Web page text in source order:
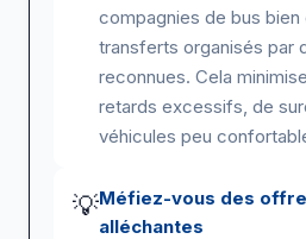
compagnies de bus bien
transferts organisés par
reconnues. Cela
retards excessifs, de
véhicules peu
💡Méfiez-vous des
alléchantes